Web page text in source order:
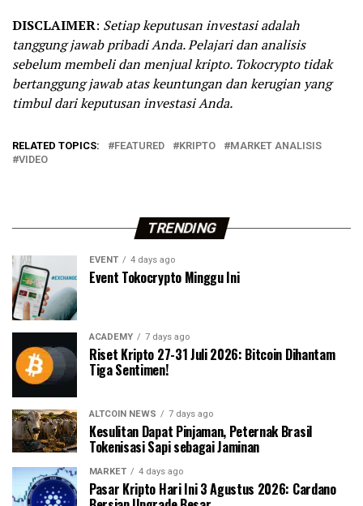
DISCLAIMER: Setiap keputusan investasi adalah
tanggung jawab pribadi Anda. Pelajari dan analisis
sebelum membeli dan menjual kripto. Tokocrypto tidak
bertanggung jawab atas keuntungan dan kerugian yang
timbul dari keputusan investasi Anda.
RELATED TOPICS: FEATURED KRIPTO
MARKET ANALISIS
VIDEO
TRENDING
EVENT 4 days ago
Event Tokocrypto Minggu Ini
ACADEMY 7 days ago
Riset Kripto 27-31 Juli 2026: Bitcoin Dihantam
Tiga Sentimen!
ALTCOIN NEWS 7 days ago
Kesulitan Dapat Pinjaman, Peternak Brasil
Tokenisasi Sapi sebagai Jaminan
MARKET 4 days ago
Pasar Kripto Hari Ini 3 Agustus 2026: Cardano